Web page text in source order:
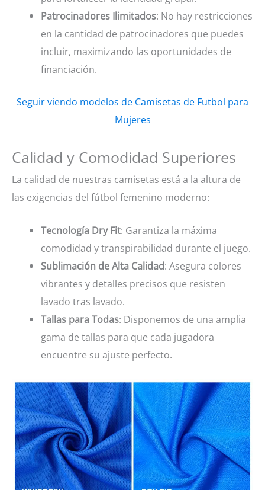
Patrocinadores Ilimitados: No hay restricciones
en la cantidad de patrocinadores que puedes
incluir, maximizando las oportunidades de
financiación.
Seguir viendo modelos de Camisetas de Futbol para
Mujeres
Calidad y Comodidad Superiores
La calidad de nuestras camisetas está a la altura de
las exigencias del fútbol femenino moderno:
Tecnología Dry Fit: Garantiza la máxima
comodidad y transpirabilidad durante el juego.
Sublimación de Alta Calidad: Asegura colores
vibrantes y detalles precisos que resisten
lavado tras lavado.
Tallas para Todas: Disponemos de una amplia
gama de tallas para que cada jugadora
encuentre su ajuste perfecto.